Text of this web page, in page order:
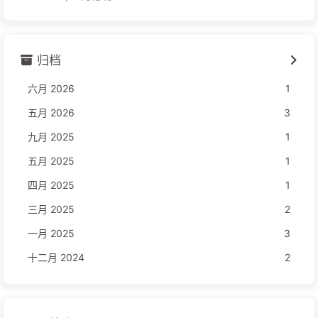
归档
六月 2026
1
五月 2026
3
九月 2025
1
五月 2025
1
四月 2025
1
三月 2025
2
一月 2025
3
十二月 2024
2